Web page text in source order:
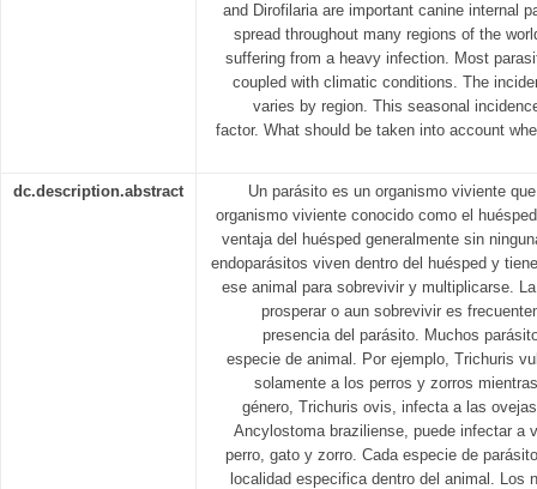
and Dirofilaria are important canine internal
spread throughout many regions of the
suffering from a heavy infection. Most
coupled with climatic conditions. The
varies by region. This seasonal
factor. What should be taken into account
dc.description.abstract
Un parásito es un organismo viviente
organismo viviente conocido como el
ventaja del huésped generalmente sin
endoparásitos viven dentro del huésped y
ese animal para sobrevivir y multiplicarse.
prosperar o aun sobrevivir es
presencia del parásito. Muchos
especie de animal. Por ejemplo, Trichuris
solamente a los perros y zorros
género, Trichuris ovis, infecta a las
Ancylostoma braziliense, puede infectar a
perro, gato y zorro. Cada especie de
localidad especifica dentro del animal. Los